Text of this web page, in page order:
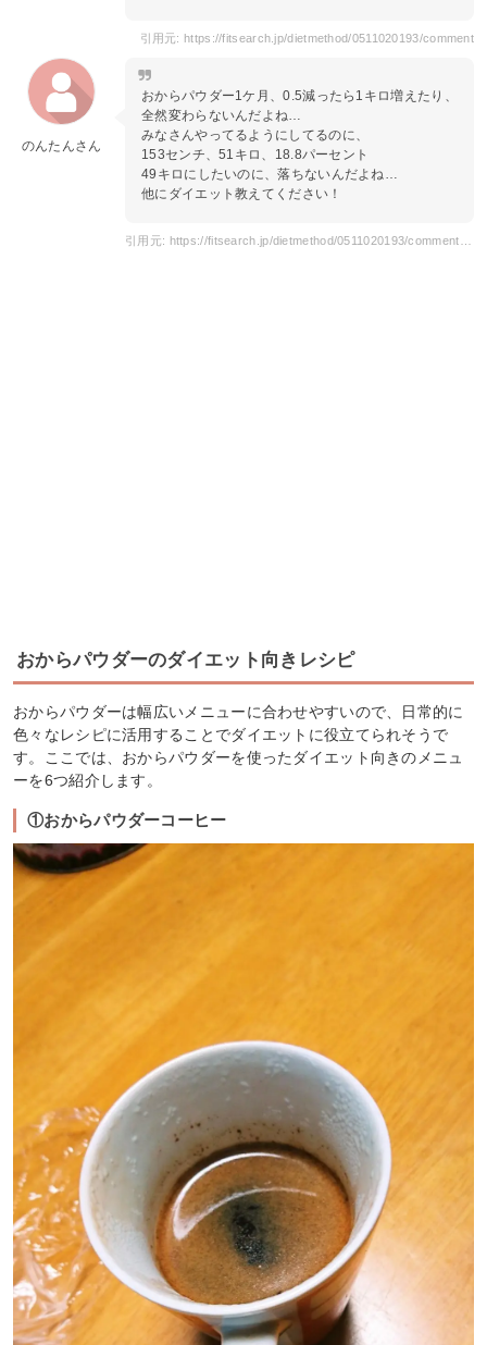
引用元: https://fitsearch.jp/dietmethod/0511020193/comment
のんたんさん
おからパウダー1ケ月、0.5減ったら1キロ増えたり、
全然変わらないんだよね…
みなさんやってるようにしてるのに、
153センチ、51キロ、18.8パーセント
49キロにしたいのに、落ちないんだよね…
他にダイエット教えてください！
おからパウダーのダイエット向きレシピ
おからパウダーは幅広いメニューに合わせやすいので、日常的に
色々なレシピに活用することでダイエットに役立てられそうで
す。ここでは、おからパウダーを使ったダイエット向きのメニュ
ーを6つ紹介します。
①おからパウダーコーヒー